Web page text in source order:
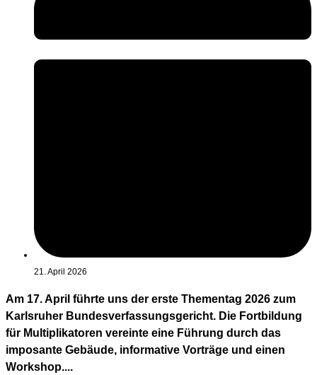
21. April 2026
Am 17. April führte uns der erste Thementag 2026 zum
Karlsruher Bundesverfassungsgericht. Die Fortbildung
für Multiplikatoren vereinte eine Führung durch das
imposante Gebäude, informative Vorträge und einen
Workshop....